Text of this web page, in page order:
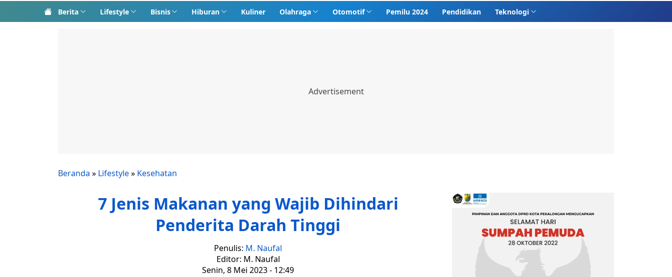
Berita Lifestyle Bisnis Hiburan Kuliner Olahraga Otomotif Pemilu 2024 Pendidikan Teknologi
Beranda » Lifestyle» Kesehatan
7 Jenis Makanan yang Wajib Dihindari
Penderita Darah Tinggi
Penulis: M. Naufal
Editor: M. Naufal
Senin, 8 Mei 2023 - 12:49